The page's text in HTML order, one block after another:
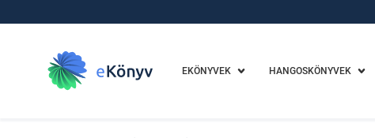
EKÖNYVEK HANGOSKÖNYVEK